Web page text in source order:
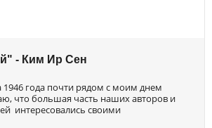
- Ким Ир Сен
года почти рядом с моим днем
что большая часть наших авторов и
интересовались своими